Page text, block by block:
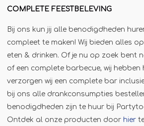
Espressobar
Foodtruck
Glühweinkraam
Hamburgerkraam
IJscokar
COMPLETE FEESTBELEVING
Bij ons kun jij alle benodigdheden
compleet te maken! Wij bieden alles
eten & drinken. Of je nu op zoek bent
of een complete barbecue, wij
verzorgen wij een complete bar
bij ons alle drankconsumpties
benodigdheden zijn te huur bij
Ontdek al onze producten door hier